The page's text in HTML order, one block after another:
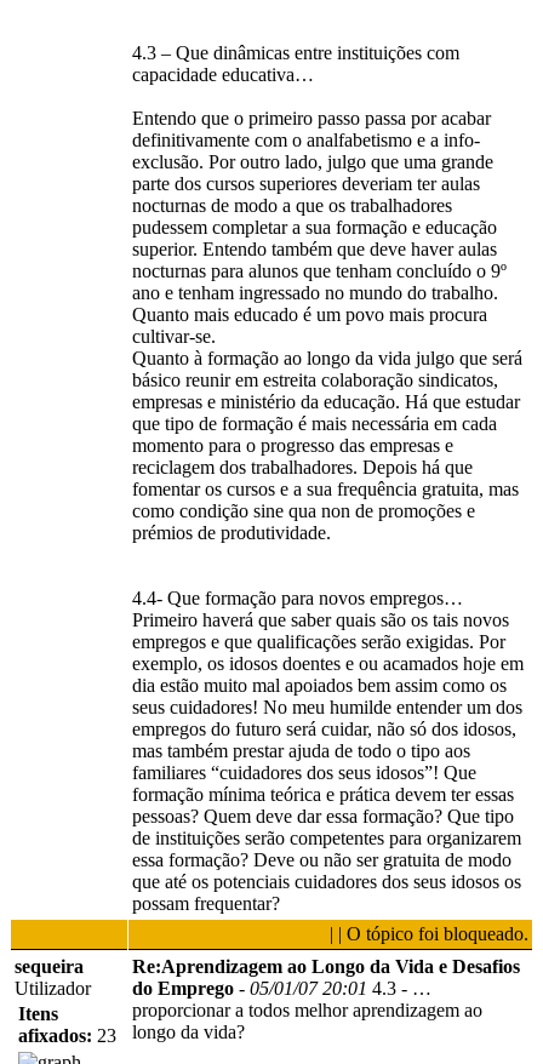
4.3 – Que dinâmicas entre instituições com
capacidade educativa…
Entendo que o primeiro passo passa por acabar
definitivamente com o analfabetismo e a info-
exclusão. Por outro lado, julgo que uma grande
parte dos cursos superiores deveriam ter aulas
nocturnas de modo a que os trabalhadores
pudessem completar a sua formação e educação
superior. Entendo também que deve haver aulas
nocturnas para alunos que tenham concluído o 9º
ano e tenham ingressado no mundo do trabalho.
Quanto mais educado é um povo mais procura
cultivar-se.
Quanto à formação ao longo da vida julgo que será
básico reunir em estreita colaboração sindicatos,
empresas e ministério da educação. Há que estudar
que tipo de formação é mais necessária em cada
momento para o progresso das empresas e
reciclagem dos trabalhadores. Depois há que
fomentar os cursos e a sua frequência gratuita, mas
como condição sine qua non de promoções e
prémios de produtividade.
4.4- Que formação para novos empregos…
Primeiro haverá que saber quais são os tais novos
empregos e que qualificações serão exigidas. Por
exemplo, os idosos doentes e ou acamados hoje em
dia estão muito mal apoiados bem assim como os
seus cuidadores! No meu humilde entender um dos
empregos do futuro será cuidar, não só dos idosos,
mas também prestar ajuda de todo o tipo aos
familiares “cuidadores dos seus idosos”! Que
formação mínima teórica e prática devem ter essas
pessoas? Quem deve dar essa formação? Que tipo
de instituições serão competentes para organizarem
essa formação? Deve ou não ser gratuita de modo
que até os potenciais cuidadores dos seus idosos os
possam frequentar?
| | O tópico foi bloqueado.
sequeira
Utilizador
Itens
afixados: 23
Re:Aprendizagem ao Longo da Vida e Desafios
do Emprego - 05/01/07 20:01 4.3 - …
proporcionar a todos melhor aprendizagem ao
longo da vida?